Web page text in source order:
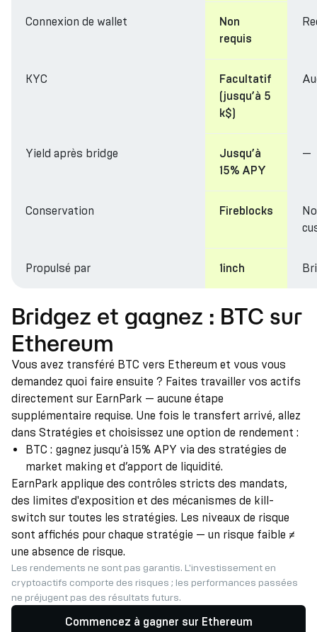
Connexion de wallet
Non
requis
KYC
Facultatif
(jusqu’à 5
k$)
Yield après bridge
Jusqu’à
15% APY
—
Conservation Fireblocks
Propulsé par 1inch
Bridgez et gagnez : BTC sur
Ethereum
Vous avez transféré BTC vers Ethereum et vous vous
demandez quoi faire ensuite ? Faites travailler vos actifs
directement sur EarnPark — aucune étape
supplémentaire requise. Une fois le transfert arrivé, allez
dans Stratégies et choisissez une option de rendement :
BTC : gagnez jusqu’à 15% APY via des stratégies de
market making et d’apport de liquidité.
EarnPark applique des contrôles stricts des mandats,
des limites d'exposition et des mécanismes de kill-
switch sur toutes les stratégies. Les niveaux de risque
sont affichés pour chaque stratégie — un risque faible ≠
une absence de risque.
Les rendements ne sont pas garantis. L'investissement en
cryptoactifs comporte des risques ; les performances passées
ne préjugent pas des résultats futurs.
Commencez à gagner sur Ethereum